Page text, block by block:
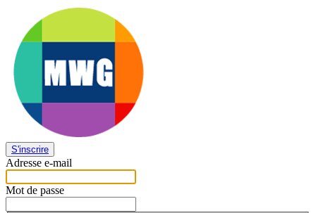
S'inscrire
Adresse e-mail
Mot de passe